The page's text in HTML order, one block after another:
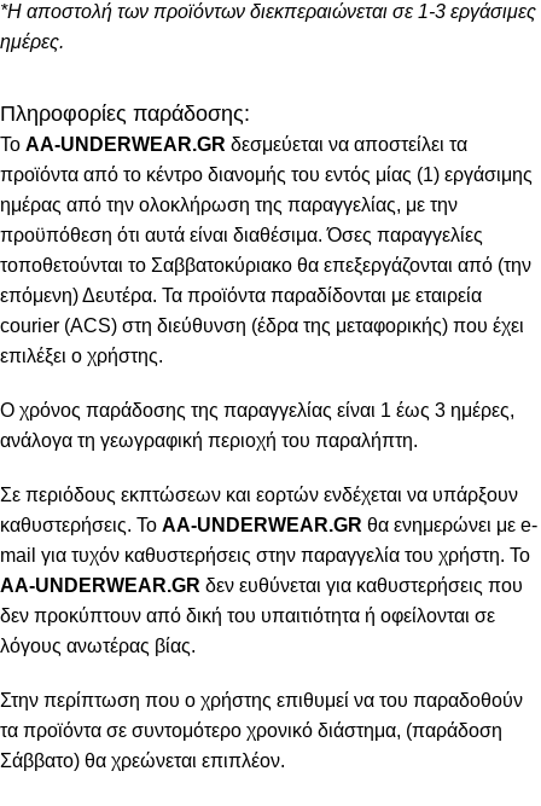
*Η αποστολή των προϊόντων διεκπεραιώνεται σε 1-3 εργάσιμες
ημέρες.
Πληροφορίες παράδοσης:
To AA-UNDERWEAR.GR δεσμεύεται να αποστείλει τα
προϊόντα από το κέντρο διανομής του εντός μίας (1) εργάσιμης
ημέρας από την ολοκλήρωση της παραγγελίας, με την
προϋπόθεση ότι αυτά είναι διαθέσιμα. Όσες παραγγελίες
τοποθετούνται το Σαββατοκύριακο θα επεξεργάζονται από (την
επόμενη) Δευτέρα. Τα προϊόντα παραδίδονται με εταιρεία
courier (ACS) στη διεύθυνση (έδρα της μεταφορικής) που έχει
επιλέξει ο χρήστης.
Ο χρόνος παράδοσης της παραγγελίας είναι 1 έως 3 ημέρες,
ανάλογα τη γεωγραφική περιοχή του παραλήπτη.
Σε περιόδους εκπτώσεων και εορτών ενδέχεται να υπάρξουν
καθυστερήσεις. Το AA-UNDERWEAR.GR θα ενημερώνει με e-
mail για τυχόν καθυστερήσεις στην παραγγελία του χρήστη. Το
AA-UNDERWEAR.GR δεν ευθύνεται για καθυστερήσεις που
δεν προκύπτουν από δική του υπαιτιότητα ή οφείλονται σε
λόγους ανωτέρας βίας.
Στην περίπτωση που ο χρήστης επιθυμεί να του παραδοθούν
τα προϊόντα σε συντομότερο χρονικό διάστημα, (παράδοση
Σάββατο) θα χρεώνεται επιπλέον.